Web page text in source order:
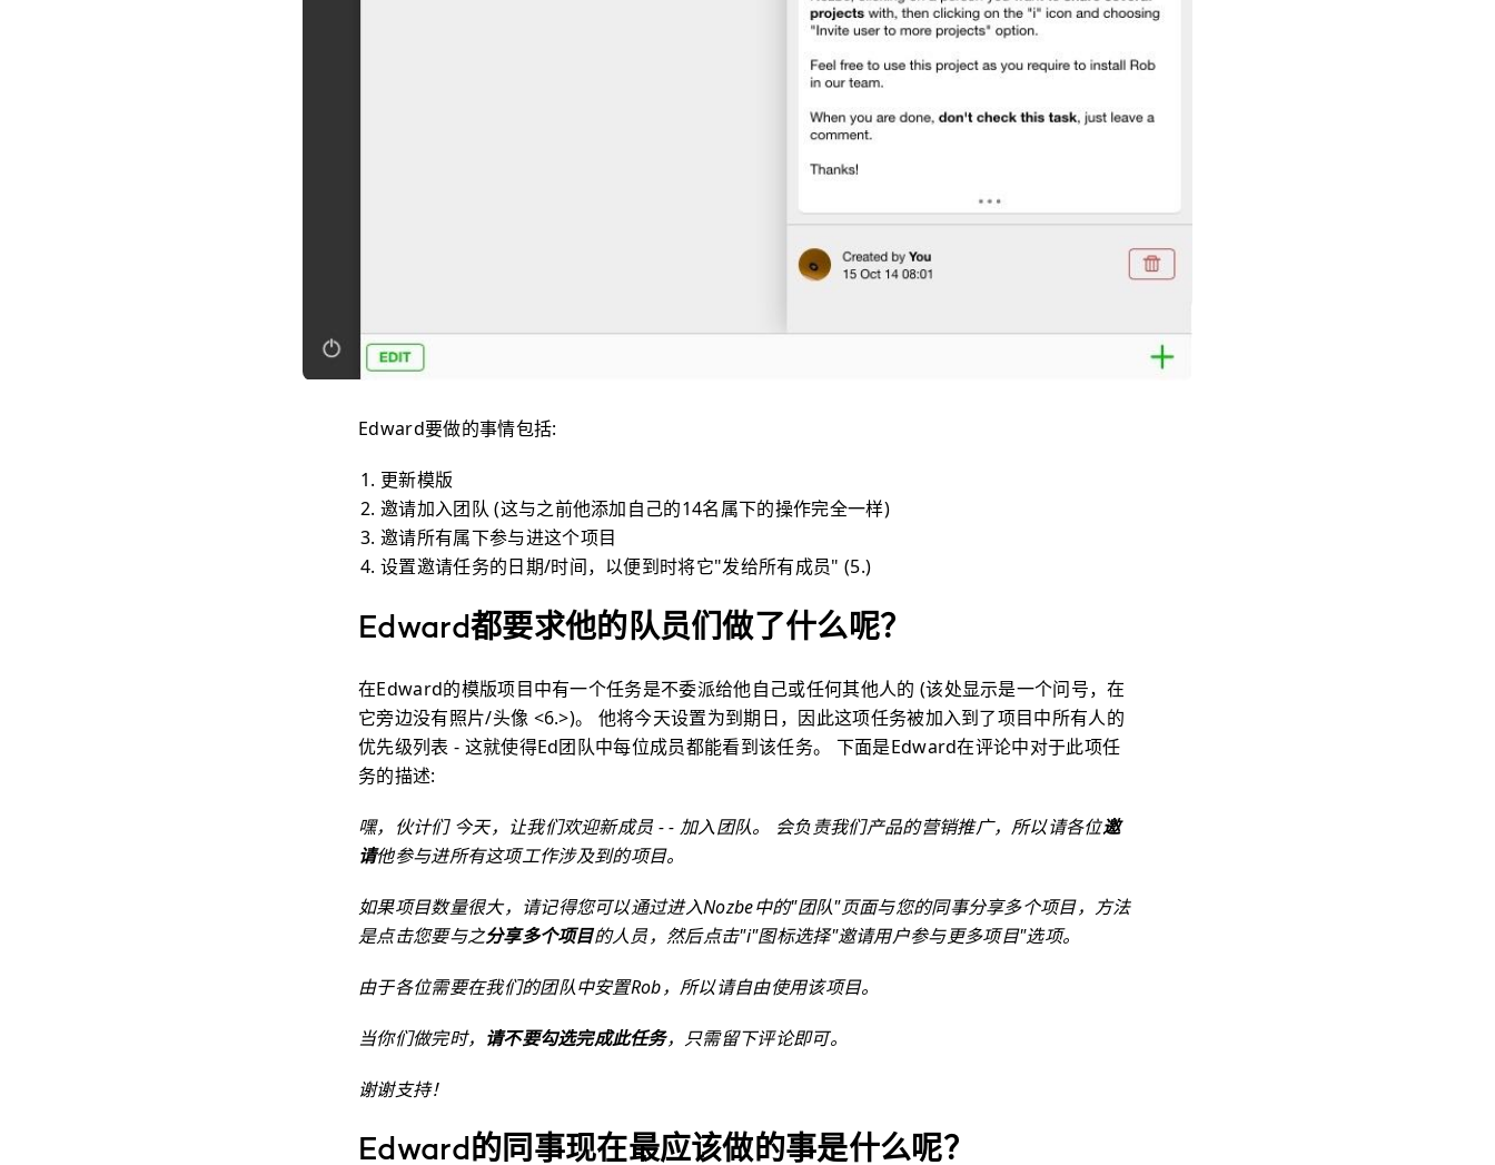
Edward要做的事情包括:
更新模版
邀请加入团队 (这与之前他添加自己的14名属下的操作完全一样)
邀请所有属下参与进这个项目
设置邀请任务的日期/时间，以便到时将它"发给所有成员" (5.)
Edward都要求他的队员们做了什么呢？
在Edward的模版项目中有一个任务是不委派给他自己或任何其他人的 (该处显示是一个问号，在
它旁边没有照片/头像 <6.>)。 他将今天设置为到期日，因此这项任务被加入到了项目中所有人的
优先级列表 - 这就使得Ed团队中每位成员都能看到该任务。 下面是Edward在评论中对于此项任
务的描述:
嘿，伙计们 今天，让我们欢迎新成员 -- 加入团队。 会负责我们产品的营销推广，所以请各位邀
请他参与进所有这项工作涉及到的项目。
如果项目数量很大，请记得您可以通过进入Nozbe中的"团队"页面与您的同事分享多个项目，方法
是点击您要与之分享多个项目的人员，然后点击"i"图标选择"邀请用户参与更多项目"选项。
由于各位需要在我们的团队中安置Rob，所以请自由使用该项目。
当你们做完时， 请不要勾选完成此任务，只需留下评论即可。
谢谢支持！
Edward的同事现在最应该做的事是什么呢？